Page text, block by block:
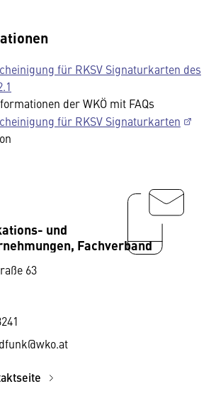
für RKSV Signaturkarten des
der WKÖ mit FAQs
für RKSV Signaturkarten
und
Fachverband
63